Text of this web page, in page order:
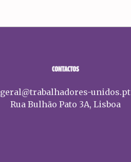
CONTACTOS
geral@trabalhadores-unidos.pt
Rua Bulhão Pato 3A, Lisboa